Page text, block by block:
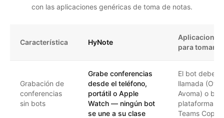
con las aplicaciones genéricas de toma de notas.
Característica HyNote
para tomar
Grabación de
conferencias
sin bots
Grabe conferencias
desde el teléfono,
portátil o Apple
Watch — ningún bot
se une a su clase
El bot debe
llamada
Avoma) o
plataforma
Teams